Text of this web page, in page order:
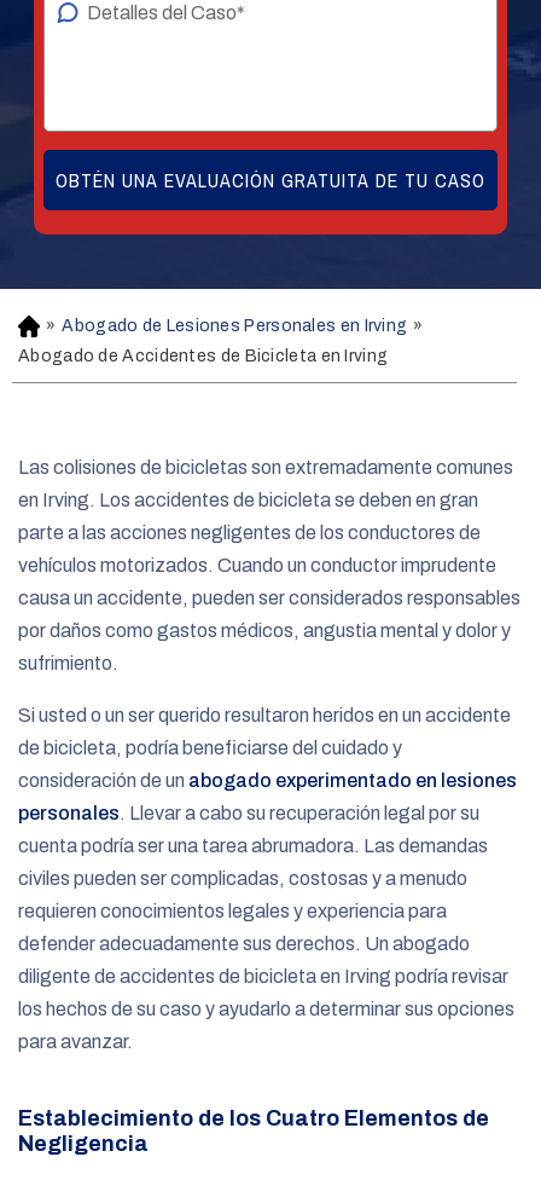
H
o
m
» Abogado de Lesiones Personales en Irving »
Abogado de Accidentes de Bicicleta en Irving
Las colisiones de bicicletas son extremadamente comunes
en Irving. Los accidentes de bicicleta se deben en gran
parte a las acciones negligentes de los conductores de
vehículos motorizados. Cuando un conductor imprudente
causa un accidente, pueden ser considerados responsables
por daños como gastos médicos, angustia mental y dolor y
sufrimiento.
Si usted o un ser querido resultaron heridos en un accidente
de bicicleta, podría beneficiarse del cuidado y
consideración de un abogado experimentado en lesiones
personales. Llevar a cabo su recuperación legal por su
cuenta podría ser una tarea abrumadora. Las demandas
civiles pueden ser complicadas, costosas y a menudo
requieren conocimientos legales y experiencia para
defender adecuadamente sus derechos. Un abogado
diligente de accidentes de bicicleta en Irving podría revisar
los hechos de su caso y ayudarlo a determinar sus opciones
para avanzar.
Establecimiento de los Cuatro Elementos de
Negligencia